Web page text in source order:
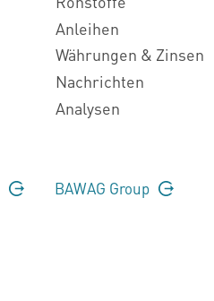
Anleihen
Währungen & Zinsen
Nachrichten
Analysen
BAWAG Group